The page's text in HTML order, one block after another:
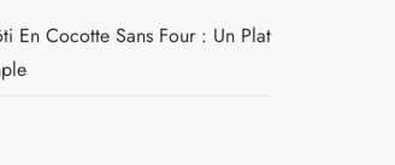
En Cocotte Sans Four : Un Plat